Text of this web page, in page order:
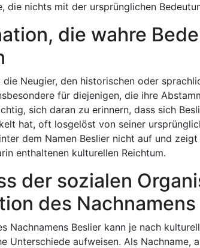
die nichts mit der ursprünglichen
die wahre
Neugier, den historischen oder
für diejenigen, die ihre
sich daran zu erinnern, dass sich
hat, oft losgelöst von seiner
dem Namen Beslier nicht auf und
enthaltenen kulturellen Reichtum.
der sozialen
des
Nachnamens Beslier kann je nach
Unterschiede aufweisen. Als Nachname,